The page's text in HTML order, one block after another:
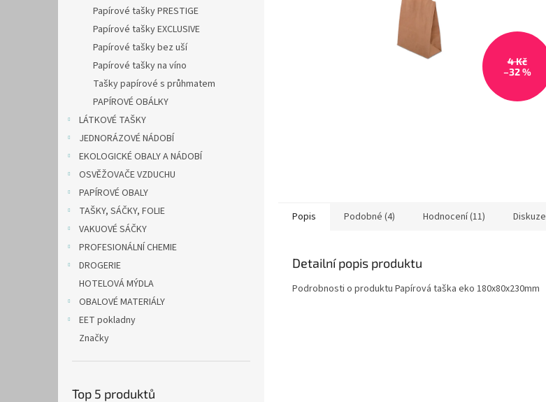
Papírové tašky PRESTIGE
Papírové tašky EXCLUSIVE
Papírové tašky bez uší
Papírové tašky na víno
Tašky papírové s průhmatem
PAPÍROVÉ OBÁLKY
LÁTKOVÉ TAŠKY
JEDNORÁZOVÉ NÁDOBÍ
EKOLOGICKÉ OBALY A NÁDOBÍ
OSVĚŽOVAČE VZDUCHU
PAPÍROVÉ OBALY
TAŠKY, SÁČKY, FOLIE
VAKUOVÉ SÁČKY
PROFESIONÁLNÍ CHEMIE
DROGERIE
HOTELOVÁ MÝDLA
OBALOVÉ MATERIÁLY
EET pokladny
Značky
Top 5 produktů
4 Kč
–32 %
Popis Podobné (4) Hodnocení (11) Diskuze
Detailní popis produktu
Podrobnosti o produktu Papírová taška eko 180x80x230mm